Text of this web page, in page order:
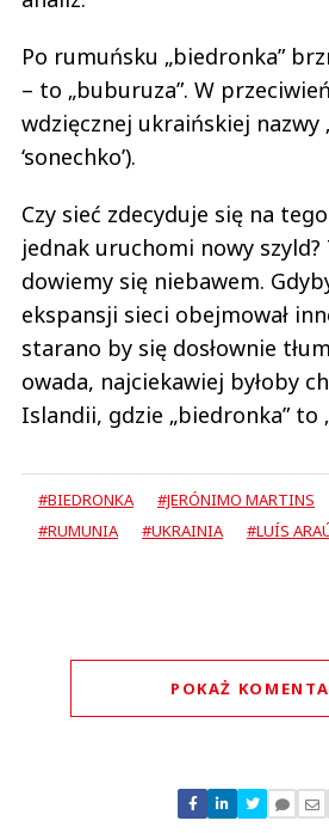
Po rumuńsku „biedronka”
– to „buburuza”. W
wdzięcznej ukraińskiej nazwy
‘sonechko’).
Czy sieć zdecyduje się na
jednak uruchomi nowy szyld?
dowiemy się niebawem.
ekspansji sieci obejmował
starano by się dosłownie
owada, najciekawiej byłoby
Islandii, gdzie „biedronka” to
#BIEDRONKA #JERÓNIMO MARTINS
#RUMUNIA
#UKRAINIA #LUÍS
POKAŻ